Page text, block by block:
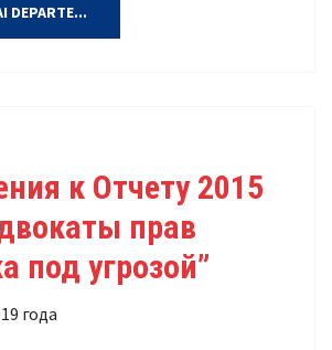
DEPARTE...
к Отчету 2015
прав
под угрозой”
года